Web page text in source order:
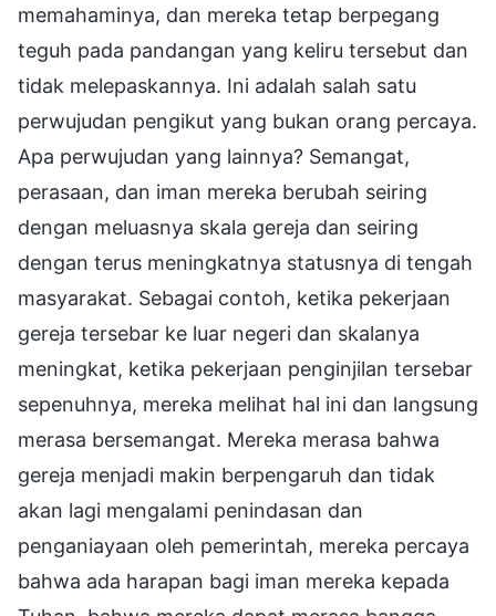
memahaminya, dan mereka tetap berpegang
teguh pada pandangan yang keliru tersebut dan
tidak melepaskannya. Ini adalah salah satu
perwujudan pengikut yang bukan orang percaya.
Apa perwujudan yang lainnya? Semangat,
perasaan, dan iman mereka berubah seiring
dengan meluasnya skala gereja dan seiring
dengan terus meningkatnya statusnya di tengah
masyarakat. Sebagai contoh, ketika pekerjaan
gereja tersebar ke luar negeri dan skalanya
meningkat, ketika pekerjaan penginjilan tersebar
sepenuhnya, mereka melihat hal ini dan langsung
merasa bersemangat. Mereka merasa bahwa
gereja menjadi makin berpengaruh dan tidak
akan lagi mengalami penindasan dan
penganiayaan oleh pemerintah, mereka percaya
bahwa ada harapan bagi iman mereka kepada